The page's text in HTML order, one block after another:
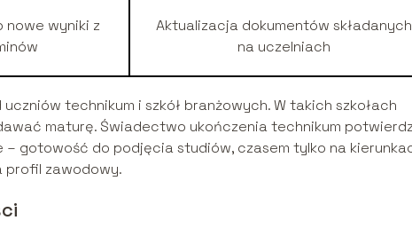
nowe wyniki z
Aktualizacja dokumentów składanych
na uczelniach
technikum i szkół branżowych. W takich szkołach
maturę. Świadectwo ukończenia technikum
gotowość do podjęcia studiów, czasem tylko na
profil zawodowy.